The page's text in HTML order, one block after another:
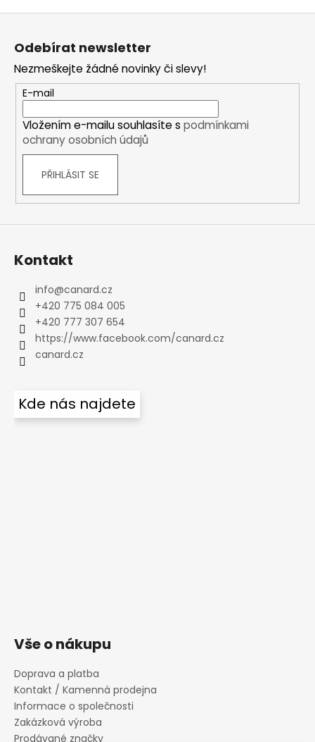
Z
Odebírat newsletter
Nezmeškejte žádné novinky či slevy!
E-mail
Vložením e-mailu souhlasíte s podmínkami
ochrany osobních údajů
PŘIHLÁSIT SE
Kontakt
info@canard.cz
+420 775 084 005
+420 777 307 654
https://www.facebook.com/canard.cz
canard.cz
Kde nás najdete
Vše o nákupu
Doprava a platba
Kontakt / Kamenná prodejna
Informace o společnosti
Zakázková výroba
Prodávané značky